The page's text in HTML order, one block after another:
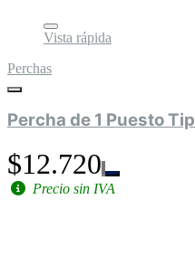
Vista rápida
Perchas
Percha de 1 Puesto
$12.720
Precio sin IVA